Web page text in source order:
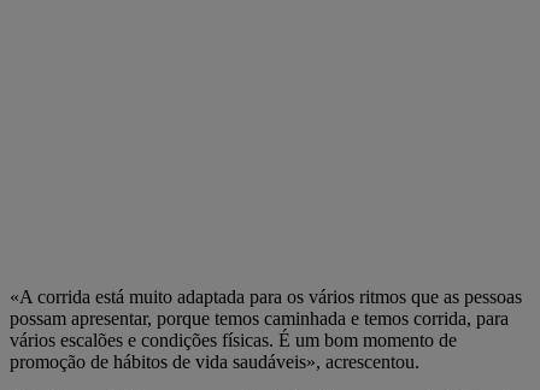
«A corrida está muito adaptada para os vários ritmos que as pessoas
possam apresentar, porque temos caminhada e temos corrida, para
vários escalões e condições físicas. É um bom momento de
promoção de hábitos de vida saudáveis», acrescentou.